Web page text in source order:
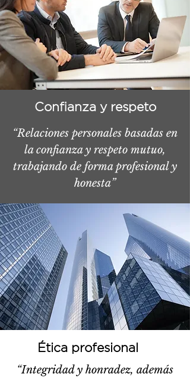
Confianza y respeto
“Relaciones personales basadas en
la confianza y respeto mutuo,
trabajando de forma profesional y
honesta”
Ética profesional
“Integridad y honradez, además